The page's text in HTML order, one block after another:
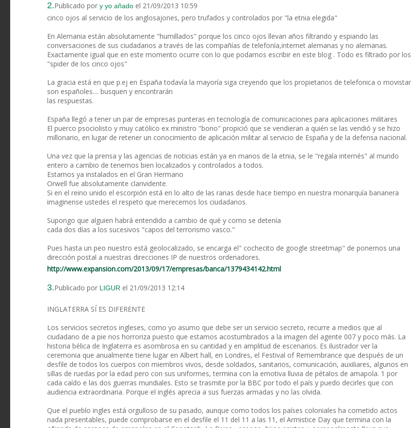
2.Publicado por y yo añado el 21/09/2013 10:59
cinco ojos al servicio de los anglosajones, pero trufados y controlados por "la etnia elegida"
En Alemania están absolutamente "humillados" porque los cinco ojos llevan años filtrando y espiando las
conversaciones de sus ciudadanos a través de las compañías de telefonía,internet alemanas y no alemanas.
Exactamente igual que en este momento ocurre con lo que podamos escribir en este blog . Todo es filtrado por los
"spider de los cinco ojos"
La gracia está en que p.ej en España todavía la mayoría siga creyendo que los propietarios de telefonica o movistar
son españoles.... busquen y encontrarán
las respuestas.
España llegó a tener un par de empresas punteras en tecnología de comunicaciones para aplicaciones militares
El puerco psociolisto y muy católico ex ministro "bono" propició que se vendieran a quién se las vendió y se hizo
millonario, en lugar de retener un conocimiento de aplicación militar al servicio de España y de la defensa nacional.
Una vez que la prensa y las agencias de noticias están ya en manos de la etnia, se le "regala internés" al mundo
entero a cambio de tenernos bien localizados y controlados a todos.
Estamos ya instalados en el Gran Hermano
Orwell fue absolutamente clarividente.
Si en el reino unido el escorpión está en lo alto de las ranas desde hace tiempo en nuestra monarquía bananera
imaginense ustedes el respeto que merecemos los ciudadanos.
Supongo que alguien habrá entendido a cambio de qué y como se detenía
cada dos días a los sucesivos "capos del terrorismo vasco."
Pues hasta un peo nuestro está geolocalizado, se encarga el" cochecito de google streetmap" de ponernos una
dirección postal a nuestras direcciones IP de nuestros ordenadores.
http://www.expansion.com/2013/09/17/empresas/banca/1379434142.html
3.Publicado por LIGUR el 21/09/2013 12:14
INGLATERRA SÍ ES DIFERENTE
Los servicios secretos ingleses, como yo asumo que debe ser un servicio secreto, recurre a medios que al
ciudadano de a pie nos horroriza puesto que estamos acostumbrados a la imagen del agente 007 y poco más. La
historia bélica de Inglaterra es asombrosa en su cantidad y en amplitud de escenarios. Es ilustrador ver la
ceremonia que anualmente tiene lugar en Albert hall, en Londres, el Festival of Remembrance que después de un
desfile de todos los cuerpos con miembros vivos, desde soldados, sanitarios, comunicación, auxiliares, algunos en
sillas de ruedas por la edad pero con sus uniformes, termina con la emotiva lluvia de pétalos de amapola. 1 por
cada caído e las dos guerras mundiales. Esto se trasmite por la BBC por todo el país y puedo decirles que con
audiencia extraordinaria. Porque el inglés aprecia a sus fuerzas armadas y no las olvida.
Que el pueblo ingles está orgulloso de su pasado, aunque como todos los países coloniales ha cometido actos
nada presentables, puede comprobarse en el desfile el 11 del 11 a las 11, el Armistice Day que termina con la